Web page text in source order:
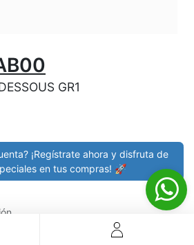
GR1
¡Regístrate ahora y disfruta de
en tus compras! 🚀